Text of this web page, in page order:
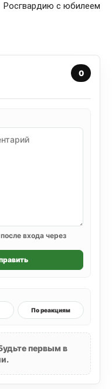
Росгвардию с юбилеем
0
входа через
По реакциям
первым в